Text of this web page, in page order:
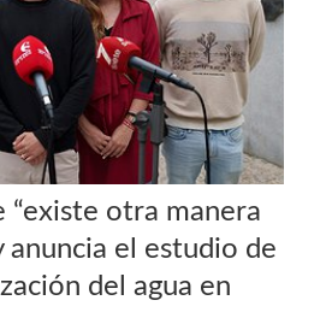
“existe otra manera
anuncia el estudio de
del agua en